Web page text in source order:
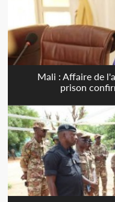
Mali : Affaire de
prison